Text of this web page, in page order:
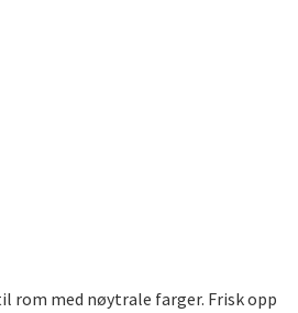
rom med nøytrale farger. Frisk opp